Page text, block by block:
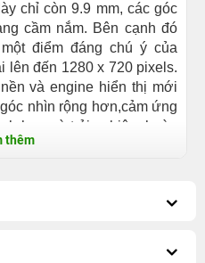
chỉ còn 9.9 mm, các góc
cầm nắm. Bên cạnh đó
điểm đáng chú ý của
lên đến 1280 x 720 pixels.
và engine hiển thị mới
nhìn rộng hơn,cảm ứng
hơn và trải nghiệm hoàn
RAM 1GB, bộ xử lý đồ
thêm